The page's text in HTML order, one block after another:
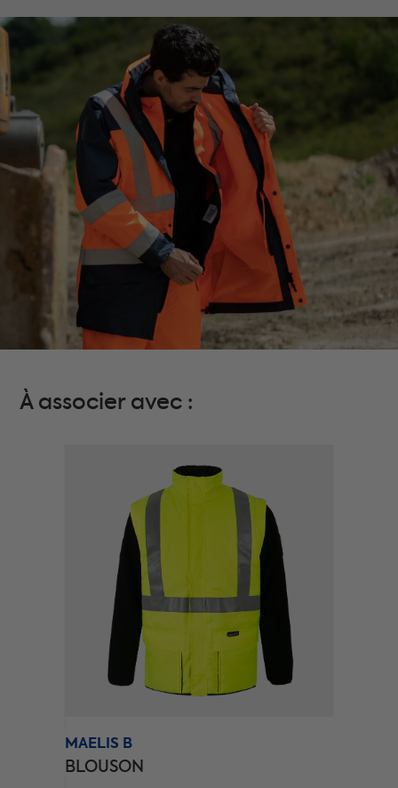
À associer avec :
MAELIS B
BLOUSON